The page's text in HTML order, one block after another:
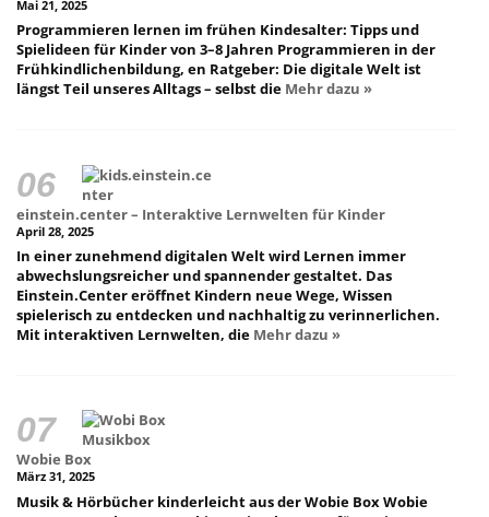
Mai 21, 2025
Programmieren lernen im frühen Kindesalter: Tipps und
Spielideen für Kinder von 3–8 Jahren Programmieren in der
Frühkindlichenbildung, en Ratgeber: Die digitale Welt ist
längst Teil unseres Alltags – selbst die Mehr dazu »
einstein.center – Interaktive Lernwelten für Kinder
April 28, 2025
In einer zunehmend digitalen Welt wird Lernen immer
abwechslungsreicher und spannender gestaltet. Das
Einstein.Center eröffnet Kindern neue Wege, Wissen
spielerisch zu entdecken und nachhaltig zu verinnerlichen.
Mit interaktiven Lernwelten, die Mehr dazu »
Wobie Box
März 31, 2025
Musik & Hörbücher kinderleicht aus der Wobie Box Wobie